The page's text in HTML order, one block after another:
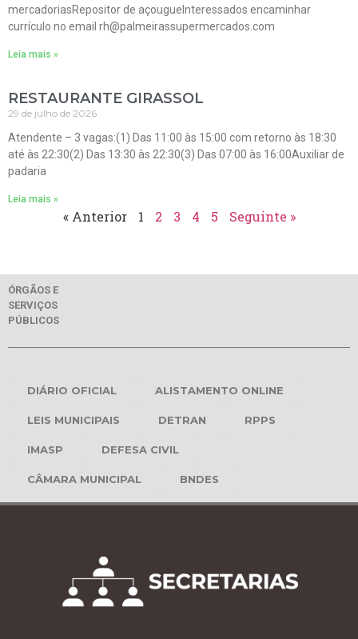
mercadoriasRepositor de açougueInteressados encaminhar
currículo no email rh@palmeirassupermercados.com
Leia mais »
RESTAURANTE GIRASSOL
29 de julho de 2026
Atendente – 3 vagas:(1) Das 11:00 às 15:00 com retorno às 18:30
até às 22:30(2) Das 13:30 às 22:30(3) Das 07:00 às 16:00Auxiliar de
padaria
Leia mais »
« Anterior 1 2 3 4 5 Seguinte »
ÓRGÃOS E
SERVIÇOS
PÚBLICOS
DIÁRIO OFICIAL ALISTAMENTO ONLINE
LEIS MUNICIPAIS DETRAN RPPS
IMASP DEFESA CIVIL
CÂMARA MUNICIPAL BNDES